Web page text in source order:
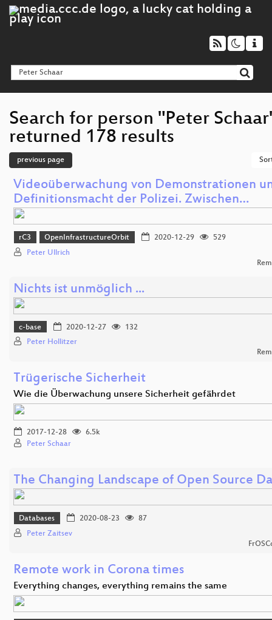
Search for person "Peter
returned 178 results
previous page
Videoüberwachung von Demonstrationen
Definitionsmacht der Polizei. Zwischen…
rC3 OpenInfrastructureOrbit 2020-12-29
529
Peter Ullrich
Nichts ist unmöglich ...
c-base 2020-12-27
132
Peter Hollitzer
Trügerische Sicherheit
Wie die Überwachung unsere Sicherheit gefährdet
2017-12-28
6.5k
Peter Schaar
The Changing Landscape of Open Source
Databases 2020-08-23
87
Peter Zaitsev
Remote work in Corona times
Everything changes, everything remains the same